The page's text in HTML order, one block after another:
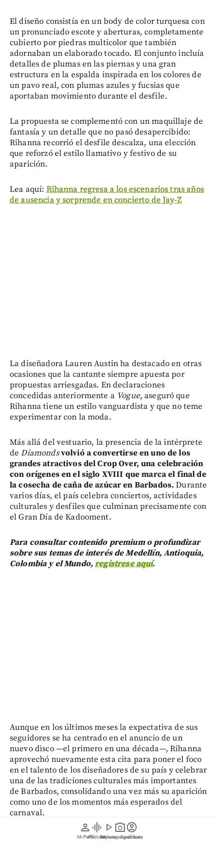
person
Mi Perfil
graphic_eq
Pódcast
play_arrow
Videos
photo_camera
Reportajes gráficos
account_circle
Suscríbete
El diseño consistía en un body de color turquesa con
un pronunciado escote y aberturas, completamente
cubierto por piedras multicolor que también
adornaban un elaborado tocado. El conjunto incluía
detalles de plumas en las piernas y una gran
estructura en la espalda inspirada en los colores de
un pavo real, con plumas azules y fucsias que
aportaban movimiento durante el desfile.
La propuesta se complementó con un maquillaje de
fantasía y un detalle que no pasó desapercibido:
Rihanna recorrió el desfile descalza, una elección
que reforzó el estilo llamativo y festivo de su
aparición.
Lea aquí: Rihanna regresa a los escenarios tras años
de ausencia y sorprende en concierto de Jay-Z
La diseñadora Lauren Austin ha destacado en otras
ocasiones que la cantante siempre apuesta por
propuestas arriesgadas. En declaraciones
concedidas anteriormente a Vogue, aseguró que
Rihanna tiene un estilo vanguardista y que no teme
experimentar con la moda.
Más allá del vestuario, la presencia de la intérprete
deDiamondsvolvió a convertirse en uno de los
grandes atractivos del Crop Over, una celebración
con orígenes en el siglo XVIII que marca el final de
la cosecha de caña de azúcar en Barbados. Durante
varios días, el país celebra conciertos, actividades
culturales y desfiles que culminan precisamente con
el Gran Día de Kadooment.
Para consultar contenido premium o profundizar
sobre sus temas de interés de Medellín, Antioquia,
Colombia y el Mundo,regístrese aquí.
Aunque en los últimos meses la expectativa de sus
seguidores se ha centrado en el anuncio de un
nuevo disco —el primero en una década—, Rihanna
aprovechó nuevamente esta cita para poner el foco
en el talento de los diseñadores de su país y celebrar
una de las tradiciones culturales más importantes
de Barbados, consolidando una vez más su aparición
como uno de los momentos más esperados del
carnaval.